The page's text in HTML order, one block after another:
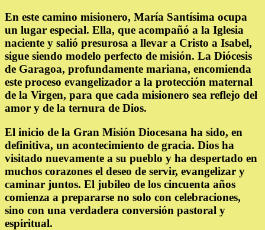
En este camino misionero, María Santísima ocupa
un lugar especial. Ella, que acompañó a la Iglesia
naciente y salió presurosa a llevar a Cristo a Isabel,
sigue siendo modelo perfecto de misión. La Diócesis
de Garagoa, profundamente mariana, encomienda
este proceso evangelizador a la protección maternal
de la Virgen, para que cada misionero sea reflejo del
amor y de la ternura de Dios.
El inicio de la Gran Misión Diocesana ha sido, en
definitiva, un acontecimiento de gracia. Dios ha
visitado nuevamente a su pueblo y ha despertado en
muchos corazones el deseo de servir, evangelizar y
caminar juntos. El jubileo de los cincuenta años
comienza a prepararse no solo con celebraciones,
sino con una verdadera conversión pastoral y
espiritual.